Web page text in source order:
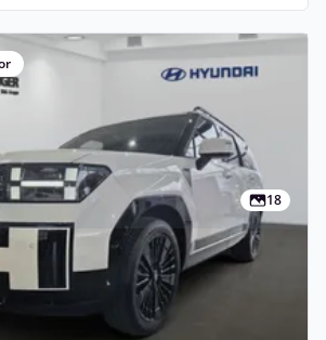
18
FE HEV 239 PS Blackline
2WD 7 Sitzer *Pano*⚡Aktion⚡